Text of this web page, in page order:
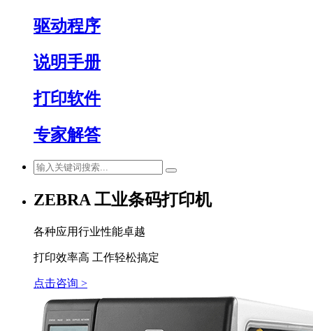
驱动程序
说明手册
打印软件
专家解答
ZEBRA 工业条码打印机
各种应用行业性能卓越
打印效率高 工作轻松搞定
点击咨询 >